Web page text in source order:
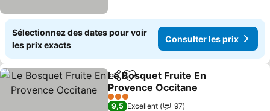
Sélectionnez des dates pour voir
les prix exacts
Consulter les prix
PartagerAjouter à mes favoris
Le Bosquet Fruite En
Provence Occitane
3 Étoiles
9,5 Excellent
97